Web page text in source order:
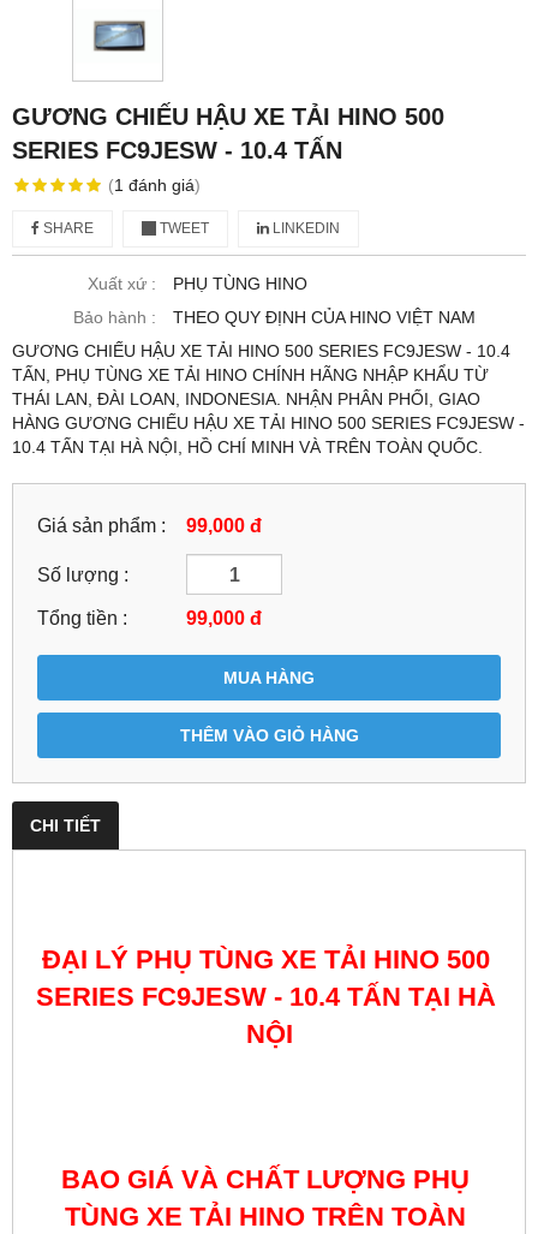
GƯƠNG CHIẾU HẬU XE TẢI HINO 500
SERIES FC9JESW - 10.4 TẤN
(1 đánh giá)
SHARE TWEET LINKEDIN
Xuất xứ :
PHỤ TÙNG HINO
Bảo hành :
THEO QUY ĐỊNH CỦA HINO VIỆT NAM
GƯƠNG CHIẾU HẬU XE TẢI HINO 500 SERIES FC9JESW - 10.4
TẤN, PHỤ TÙNG XE TẢI HINO CHÍNH HÃNG NHẬP KHẨU TỪ
THÁI LAN, ĐÀI LOAN, INDONESIA. NHẬN PHÂN PHỐI, GIAO
HÀNG GƯƠNG CHIẾU HẬU XE TẢI HINO 500 SERIES FC9JESW -
10.4 TẤN TẠI HÀ NỘI, HỒ CHÍ MINH VÀ TRÊN TOÀN QUỐC.
Giá sản phẩm : 99,000 đ
Số lượng :
Tổng tiền : 99,000 đ
MUA HÀNG
THÊM VÀO GIỎ HÀNG
CHI TIẾT
ĐẠI LÝ PHỤ TÙNG XE TẢI HINO 500
SERIES FC9JESW - 10.4 TẤN TẠI HÀ
NỘI
BAO GIÁ VÀ CHẤT LƯỢNG PHỤ
TÙNG XE TẢI HINO TRÊN TOÀN